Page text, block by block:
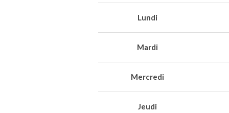
Lundi
Mardi
Mercredi
Jeudi